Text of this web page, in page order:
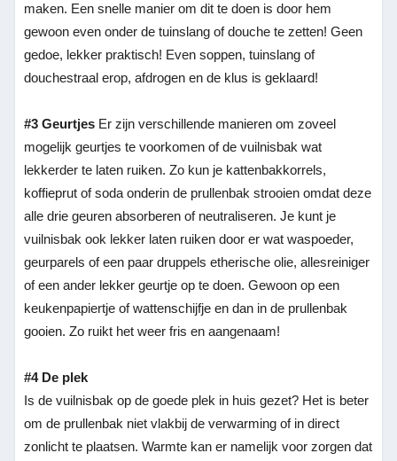
maken. Een snelle manier om dit te doen is door hem
gewoon even onder de tuinslang of douche te zetten! Geen
gedoe, lekker praktisch! Even soppen, tuinslang of
douchestraal erop, afdrogen en de klus is geklaard!
#3 Geurtjes Er zijn verschillende manieren om zoveel
mogelijk geurtjes te voorkomen of de vuilnisbak wat
lekkerder te laten ruiken. Zo kun je kattenbakkorrels,
koffieprut of soda onderin de prullenbak strooien omdat deze
alle drie geuren absorberen of neutraliseren. Je kunt je
vuilnisbak ook lekker laten ruiken door er wat waspoeder,
geurparels of een paar druppels etherische olie, allesreiniger
of een ander lekker geurtje op te doen. Gewoon op een
keukenpapiertje of wattenschijfje en dan in de prullenbak
gooien. Zo ruikt het weer fris en aangenaam!
#4 De plek
Is de vuilnisbak op de goede plek in huis gezet? Het is beter
om de prullenbak niet vlakbij de verwarming of in direct
zonlicht te plaatsen. Warmte kan er namelijk voor zorgen dat